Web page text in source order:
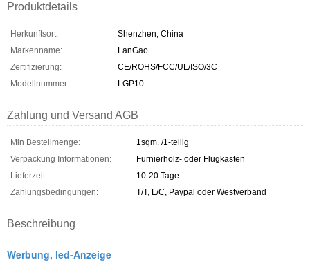
Produktdetails
Herkunftsort:
Shenzhen, China
Markenname:
LanGao
Zertifizierung:
CE/ROHS/FCC/UL/ISO/3C
Modellnummer:
LGP10
Zahlung und Versand AGB
Min Bestellmenge:
1sqm. /1-teilig
Verpackung Informationen:
Furnierholz- oder Flugkasten
Lieferzeit:
10-20 Tage
Zahlungsbedingungen:
T/T, L/C, Paypal oder Westverband
Beschreibung
Werbung, led-Anzeige